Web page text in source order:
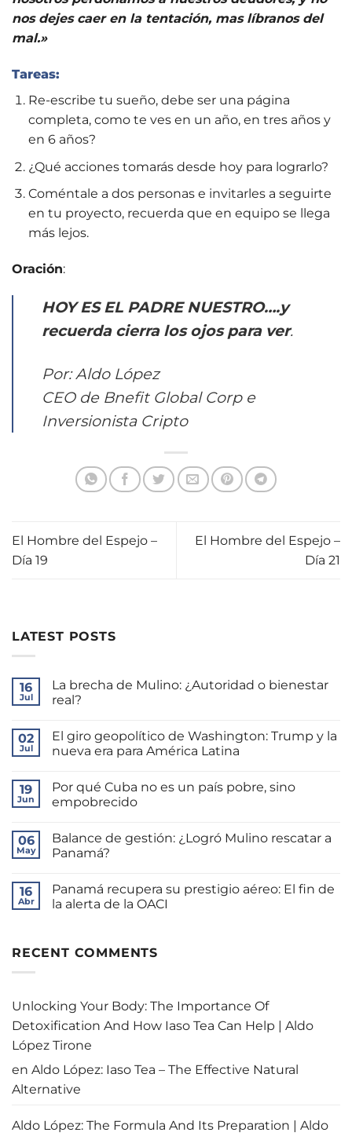
nos dejes caer en la tentación, mas líbranos del
mal.»
Tareas:
Re-escribe tu sueño, debe ser una página
completa, como te ves en un año, en tres años y
en 6 años?
¿Qué acciones tomarás desde hoy para lograrlo?
Coméntale a dos personas e invitarles a seguirte
en tu proyecto, recuerda que en equipo se llega
más lejos.
Oración:
HOY ES EL PADRE NUESTRO….y
recuerda cierra los ojos para ver.
Por: Aldo López
CEO de Bnefit Global Corp e
Inversionista Cripto
El Hombre del Espejo –
Día 19
El Hombre del Espejo –
Día 21
LATEST POSTS
16
Jul
La brecha de Mulino: ¿Autoridad o bienestar
real?
comentarios
en
La
Mulino:
¿Autoridad
o
02
Jul
El giro geopolítico de Washington: Trump y la
nueva era para América Latina
comentarios
en
El
de
Washington:
Trump
nueva
era
para
19
Jun
Por qué Cuba no es un país pobre, sino
empobrecido
comentarios
en
Por
no
es
un
empobrecido
06
May
Balance de gestión: ¿Logró Mulino rescatar a
Panamá?
comentarios
en
Balance
Mulino
rescatar
16
Abr
Panamá recupera su prestigio aéreo: El fin de
la alerta de la OACI
en
Panamá
aéreo:
El
fin
de
la
alerta
de
la
OACI
RECENT COMMENTS
Unlocking Your Body: The Importance Of
Detoxification And How Iaso Tea Can Help | Aldo
López Tirone
en Aldo López: Iaso Tea – The Effective Natural
Alternative
Aldo López: The Formula And Its Preparation | Aldo